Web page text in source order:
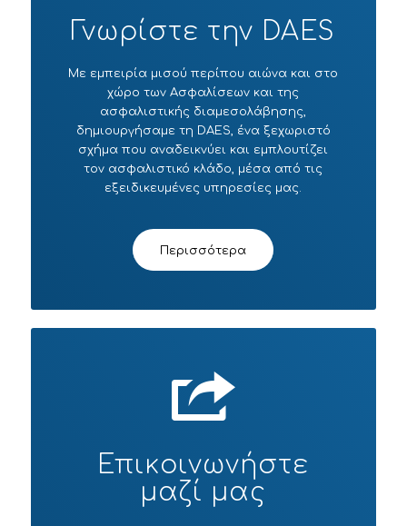
Γνωρίστε την DAES
Με εμπειρία μισού περίπου αιώνα και στο
χώρο των Ασφαλίσεων και της
ασφαλιστικής διαμεσολάβησης,
δημιουργήσαμε τη DAES, ένα ξεχωριστό
σχήμα που αναδεικνύει και εμπλουτίζει
τον ασφαλιστικό κλάδο, μέσα από τις
εξειδικευμένες υπηρεσίες μας.
Περισσότερα
Επικοινωνήστε
μαζί μας